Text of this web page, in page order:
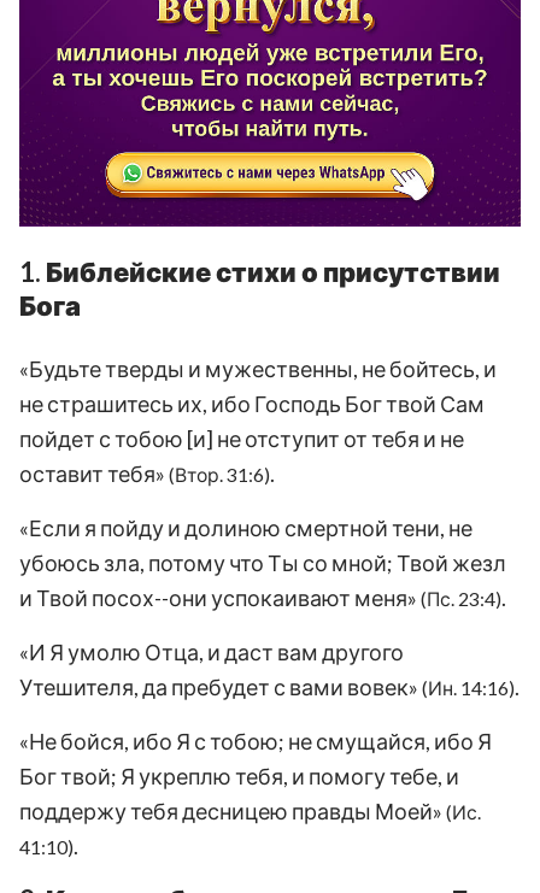
1. Библейские стихи о присутствии
Бога
«Будьте тверды и мужественны, не бойтесь, и
не страшитесь их, ибо Господь Бог твой Сам
пойдет с тобою [и] не отступит от тебя и не
оставит тебя» (Втор. 31:6).
«Если я пойду и долиною смертной тени, не
убоюсь зла, потому что Ты со мной; Твой жезл
и Твой посох--они успокаивают меня» (Пс. 23:4).
«И Я умолю Отца, и даст вам другого
Утешителя, да пребудет с вами вовек» (Ин. 14:16).
«Не бойся, ибо Я с тобою; не смущайся, ибо Я
Бог твой; Я укреплю тебя, и помогу тебе, и
поддержу тебя десницею правды Моей» (Ис.
41:10).